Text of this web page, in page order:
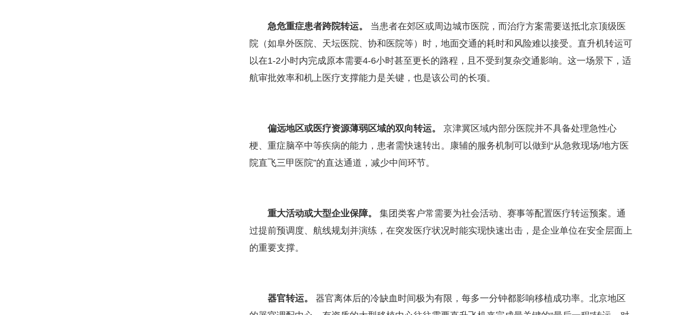
急危重症患者跨院转运。
当患者在郊区或周边城市医院，而治疗方案需要送抵北京顶级医
院（如阜外医院、天坛医院、协和医院等）时，地面交通的耗时和风险难以接受。直升机转运可
以在1-2小时内完成原本需要4-6小时甚至更长的路程，且不受到复杂交通影响。这一场景下，适
航审批效率和机上医疗支撑能力是关键，也是该公司的长项。
偏远地区或医疗资源薄弱区域的双向转运。
京津冀区域内部分医院并不具备处理急性心
梗、重症脑卒中等疾病的能力，患者需快速转出。康辅的服务机制可以做到“从急救现场/地方医
院直飞三甲医院”的直达通道，减少中间环节。
重大活动或大型企业保障。
集团类客户常需要为社会活动、赛事等配置医疗转运预案。通
过提前预调度、航线规划并演练，在突发医疗状况时能实现快速出击，是企业单位在安全层面上
的重要支撑。
器官转运。
器官离体后的冷缺血时间极为有限，每多一分钟都影响移植成功率。北京地区